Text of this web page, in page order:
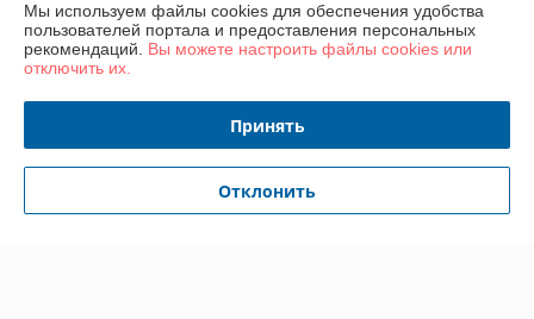
Доставка и оплата
График работы
Политика обработки cookies
Мы используем файлы cookies для обеспечения удобства
пользователей портала и предоставления персональных
рекомендаций. Вы можете настроить файлы cookies или
отключить их.
Принять
Отклонить